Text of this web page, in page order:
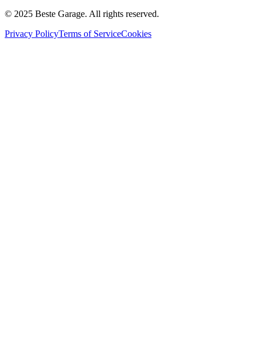
© 2025 Beste Garage. All rights reserved.
Privacy PolicyTerms of ServiceCookies